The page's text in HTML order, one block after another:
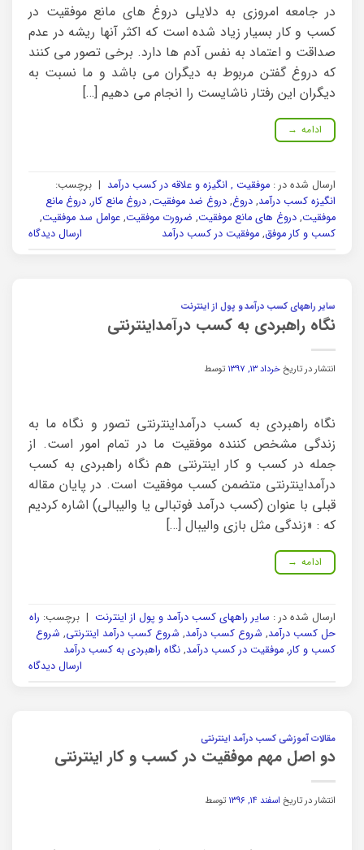
در جامعه امروزی به دلایلی دروغ های مانع موفقیت در
کسب و کار بسیار زیاد شده است که اکثر آنها ریشه در عدم
صداقت و اعتماد به نفس آدم ها دارد. برخی تصور می کنند
که دروغ گفتن مربوط به دیگران می باشد و ما نسبت به
دیگران این رفتار ناشایست را انجام می دهیم […]
ادامه →
ارسال شده در : موفقیت , انگیزه و علاقه در کسب درآمد | برچسب:
انگیزه کسب درآمد, دروغ, دروغ ضد موفقیت, دروغ مانع کار, دروغ مانع
موفقیت, دروغ های مانع موفقیت, ضرورت موفقیت, عوامل سد موفقیت,
کسب و کار موفق, موفقیت در کسب درآمد ارسال دیدگاه
سایر راههای کسب درآمد و پول از اینترنت
نگاه راهبردی به کسب درآمداینترنتی
انتشار در تاریخخرداد ۱۳, ۱۳۹۷ توسط
نگاه راهبردی به کسب درآمداینترنتی تصور و نگاه ما به
زندگی مشخص کننده موفقیت ما در تمام امور است. از
جمله در کسب و کار اینترنتی هم نگاه راهبردی به کسب
درآمداینترنتی متضمن کسب موفقیت است. در پایان مقاله
قبلی با عنوان (کسب درآمد فوتبالی یا والیبالی) اشاره کردیم
که : «زندگی مثل بازی والیبال […]
ادامه →
ارسال شده در : سایر راههای کسب درآمد و پول از اینترنت | برچسب: راه
حل کسب درآمد, شروع کسب درآمد, شروع کسب درآمد اینترنتی, شروع
کسب و کار, موفقیت در کسب درآمد, نگاه راهبردی به کسب درآمد
ارسال دیدگاه
مقالات آموزشی کسب درآمد اینترنتی
دو اصل مهم موفقیت در کسب و کار اینترنتی
انتشار در تاریخ اسفند ۱۴, ۱۳۹۶ توسط